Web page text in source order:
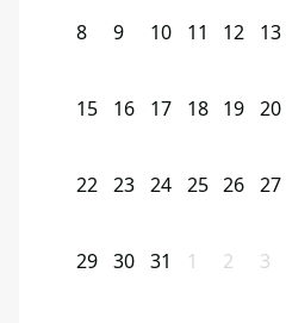
8 9 10 11 12 13
15 16 17 18 19 20
22 23 24 25 26 27
29 30 31 1 2 3